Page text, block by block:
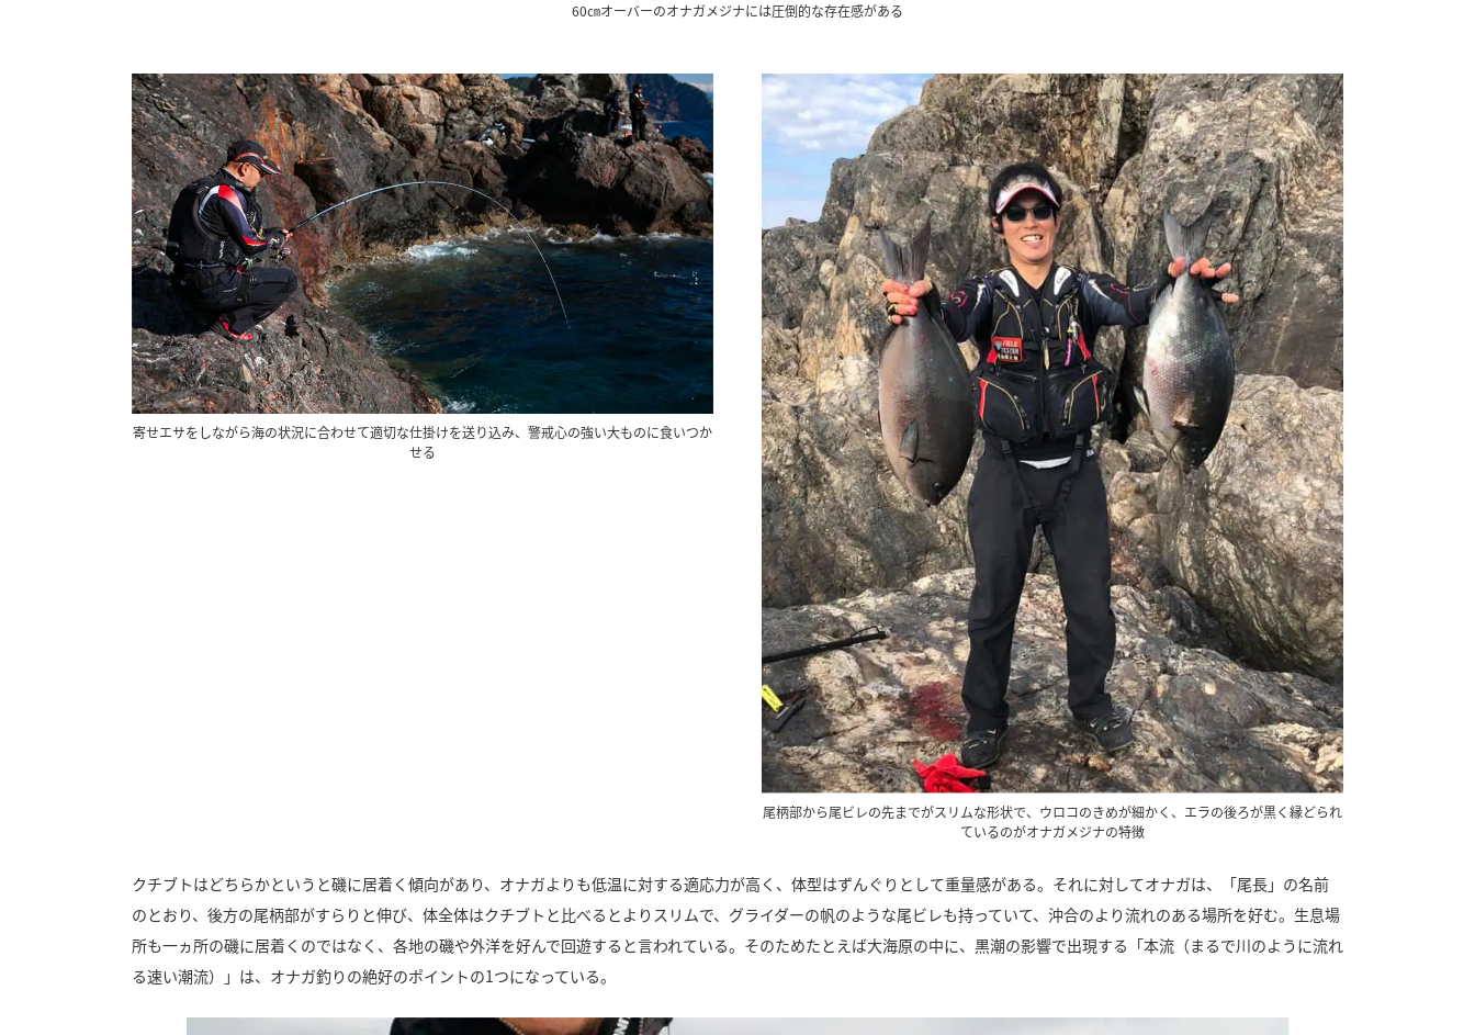
60㎝オーバーのオナガメジナには圧倒的な存在感がある
寄せエサをしながら海の状況に合わせて適切な仕掛けを送り込み、警戒心の強い大ものに食いつか
せる
尾柄部から尾ビレの先までがスリムな形状で、ウロコのきめが細かく、エラの後ろが黒く縁どられ
ているのがオナガメジナの特徴
クチブトはどちらかというと磯に居着く傾向があり、オナガよりも低温に対する適応力が高く、体型はずんぐりとして重量感がある。それに対してオナガは、「尾長」の名前
のとおり、後方の尾柄部がすらりと伸び、体全体はクチブトと比べるとよりスリムで、グライダーの帆のような尾ビレも持っていて、沖合のより流れのある場所を好む。生息場
所も一ヵ所の磯に居着くのではなく、各地の磯や外洋を好んで回遊すると言われている。そのためたとえば大海原の中に、黒潮の影響で出現する「本流（まるで川のように流れ
る速い潮流）」は、オナガ釣りの絶好のポイントの1つになっている。